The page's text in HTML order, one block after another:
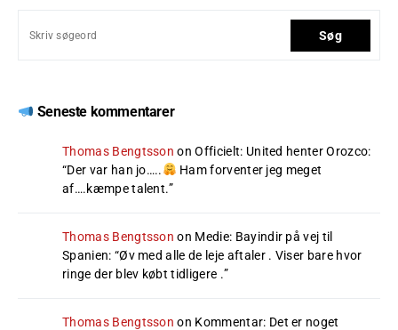
Søg
Seneste kommentarer
Thomas Bengtsson onOfficielt: United henter Orozco:
“Der var han jo…..
Ham forventer jeg meget
af….kæmpe talent.”
Thomas Bengtsson on Medie: Bayindir på vej til
Spanien: “Øv med alle de leje aftaler . Viser bare hvor
ringe der blev købt tidligere .”
Thomas Bengtsson on Kommentar: Det er noget